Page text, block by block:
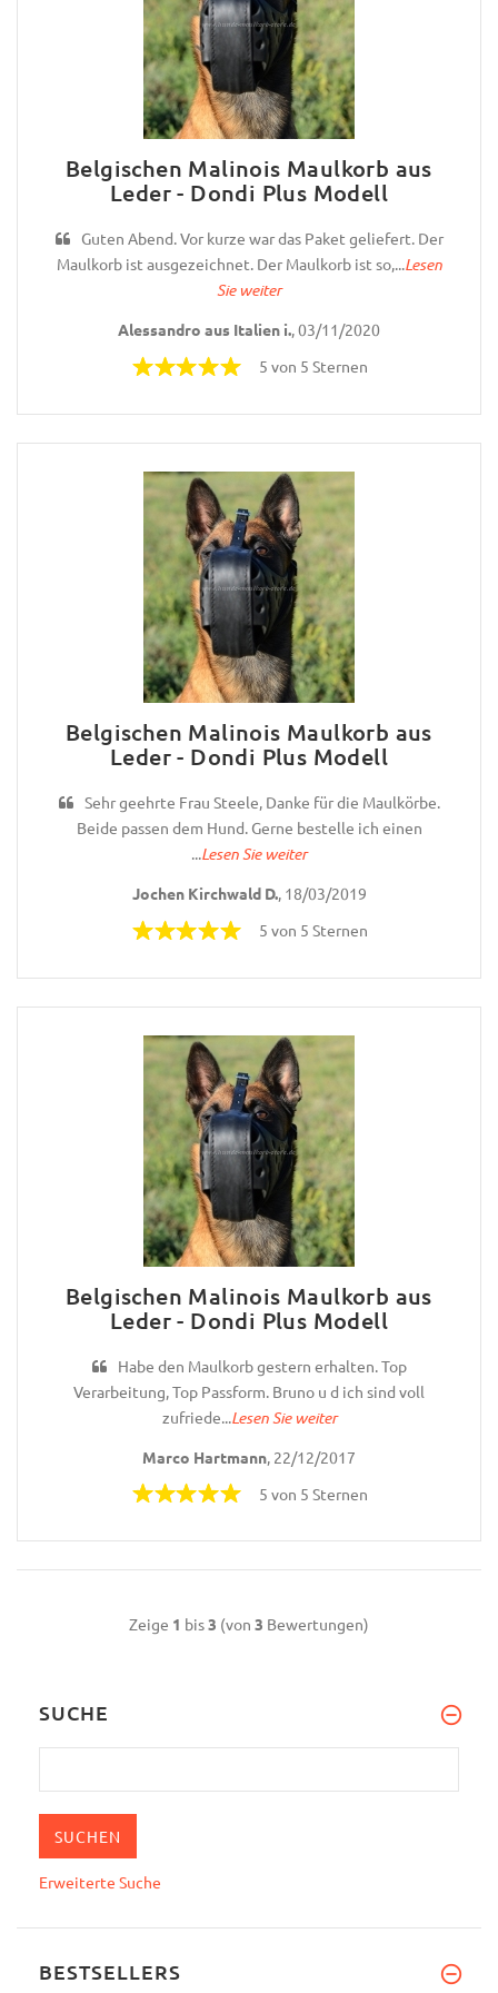
Belgischen Malinois Maulkorb aus
Leder - Dondi Plus Modell
Guten Abend. Vor kurze war das Paket geliefert. Der
Maulkorb ist ausgezeichnet. Der Maulkorb ist so,...Lesen
Sie weiter
Alessandro aus Italien i., 03/11/2020
5 von 5 Sternen
Belgischen Malinois Maulkorb aus
Leder - Dondi Plus Modell
Sehr geehrte Frau Steele, Danke für die Maulkörbe.
Beide passen dem Hund. Gerne bestelle ich einen
...Lesen Sie weiter
Jochen Kirchwald D., 18/03/2019
5 von 5 Sternen
Belgischen Malinois Maulkorb aus
Leder - Dondi Plus Modell
Habe den Maulkorb gestern erhalten. Top
Verarbeitung, Top Passform. Bruno u d ich sind voll
zufriede... Lesen Sie weiter
Marco Hartmann, 22/12/2017
5 von 5 Sternen
Zeige 1 bis3 (von 3 Bewertungen)
SUCHE
Erweiterte Suche
BESTSELLERS